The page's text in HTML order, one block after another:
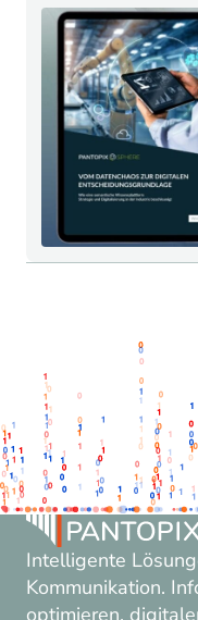
Intelligente
Kommunikation.
optimieren,